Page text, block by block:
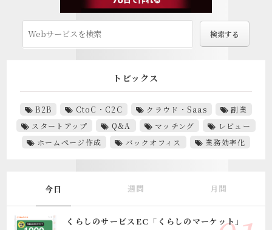
トピックス
B2B CtoC・C2C クラウド・Saas
副業
スタートアップ
Q&A マッチング
レビュー
ホームページ作成
バックオフィス 業務効率化
今日 週間 月間
くらしのサービスEC「くらしのマーケット」